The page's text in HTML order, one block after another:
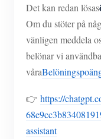
Det kan redan lösas
Om du stöter på
vänligen meddela
belönar vi
våra
👉 https://
assistant